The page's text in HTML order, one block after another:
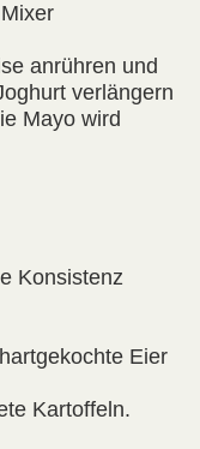
anrühren und
verlängern
Mayo wird
Konsistenz
Eier
Kartoffeln.